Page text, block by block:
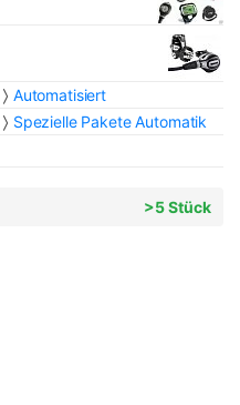
Automatisiert
Spezielle Pakete Automatik
>5 Stück